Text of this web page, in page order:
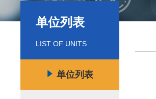
单位列表
LIST OF UNITS
单位列表